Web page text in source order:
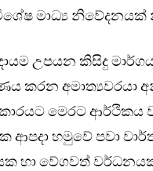
මාධ්‍ය
උපයන කිසිදු
කරන අමාත්‍යවරයා
මෙරට ආර්ථිකය
ආපදා හමුවේ පවා
හා වේගවත්